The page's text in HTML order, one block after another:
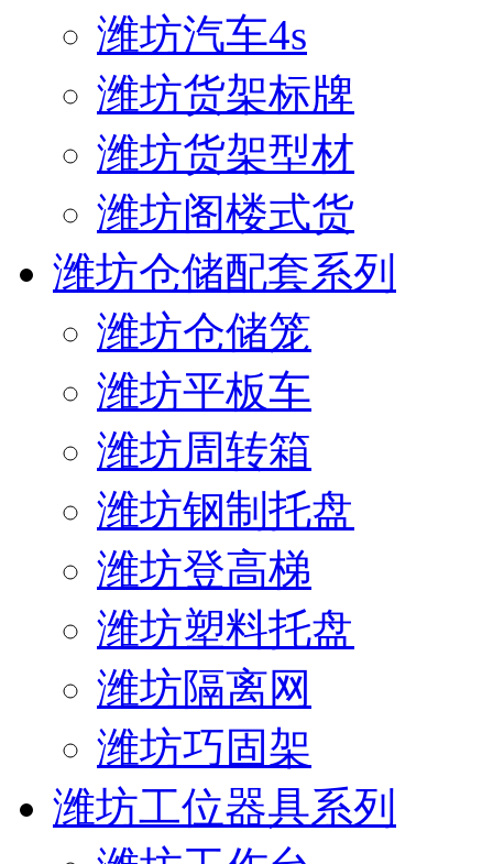
潍坊汽车4s
潍坊货架标牌
潍坊货架型材
潍坊阁楼式货
潍坊仓储配套系列
潍坊仓储笼
潍坊平板车
潍坊周转箱
潍坊钢制托盘
潍坊登高梯
潍坊塑料托盘
潍坊隔离网
潍坊巧固架
潍坊工位器具系列